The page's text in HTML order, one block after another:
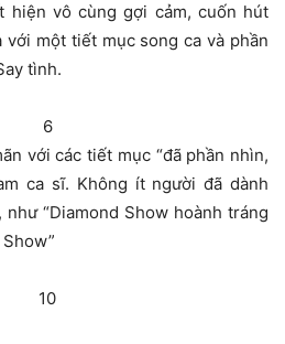
hiện vô cùng gợi cảm, cuốn hút
với một tiết mục song ca và phần
tình.
với các tiết mục “đã phần nhìn,
ca sĩ. Không ít người đã dành
“Diamond Show hoành tráng